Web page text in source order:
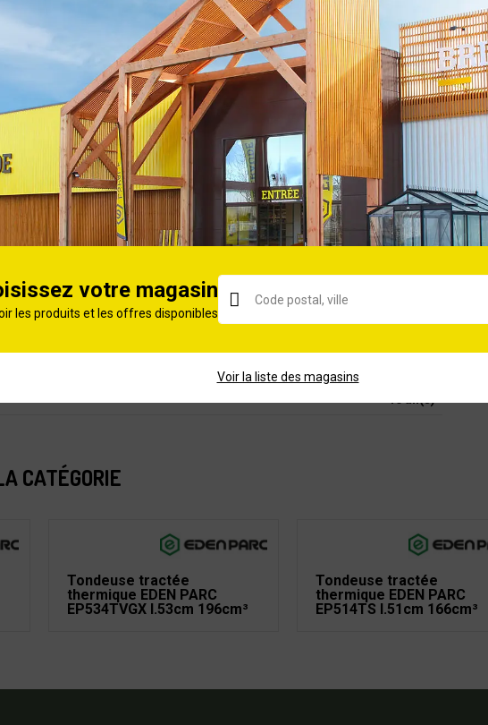
139
LB246E
HUSQVARNA HS 139AE
3
500
10 an(s)
CATÉGORIE
Tondeuse tractée
thermique EDEN PARC
EP534TVGX l.53cm 196cm³
Tondeuse tractée
thermique EDEN PARC
EP514TS l.51cm 166cm³
votre magasin
les produits et les offres disponibles
Voir la liste des magasins